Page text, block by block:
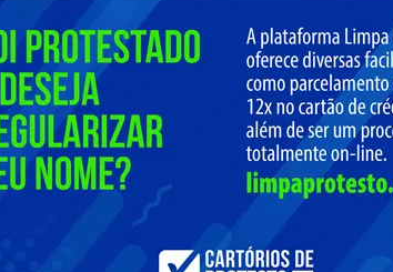
institucionalmente como em
para assegurar a ingestão mínima diária
da economia
de segurança alimentar do
vulneráveis, o programa também
locais e estimulando a economia
sediar o lançamento simboliza a
do Estado.